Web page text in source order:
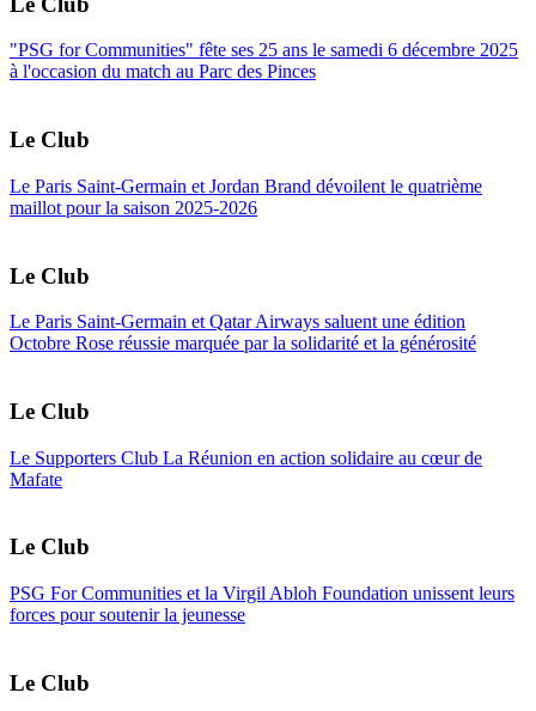
"PSG for Communities" fête ses 25 ans le samedi 6 décembre 2025
à l'occasion du match au Parc des Pinces
Le Club
Le Paris Saint-Germain et Jordan Brand dévoilent le quatrième
maillot pour la saison 2025-2026
Le Club
Le Paris Saint-Germain et Qatar Airways saluent une édition
Octobre Rose réussie marquée par la solidarité et la générosité
Le Club
Le Supporters Club La Réunion en action solidaire au cœur de
Mafate
Le Club
PSG For Communities et la Virgil Abloh Foundation unissent leurs
forces pour soutenir la jeunesse
Le Club